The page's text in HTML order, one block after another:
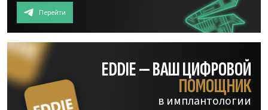
Перейти
EDDIE — ВАШ ЦИФРОВОЙ
ПОМОЩНИК
в имплантологии